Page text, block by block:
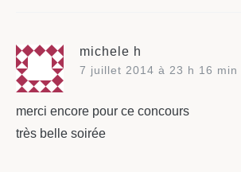
michele h
7 juillet 2014 à 23 h 16 min
merci encore pour ce concours
très belle soirée